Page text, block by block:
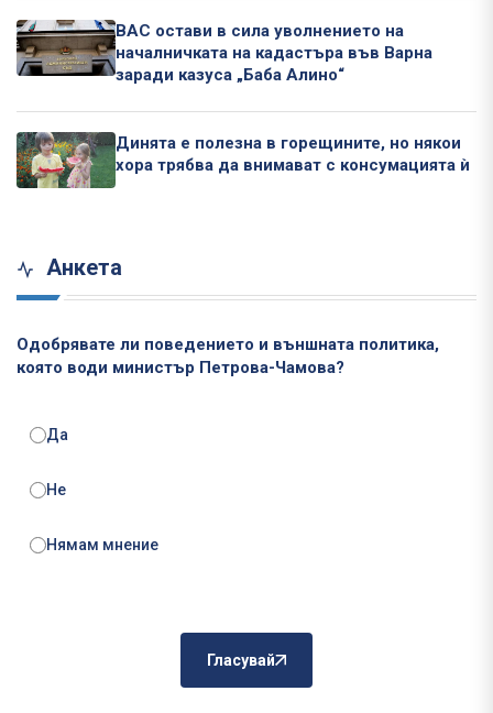
ВАС остави в сила уволнението на
началничката на кадастъра във Варна
заради казуса „Баба Алино“
Динята е полезна в горещините, но някои
хора трябва да внимават с консумацията ѝ
Анкета
Одобрявате ли поведението и външната политика,
която води министър Петрова-Чамова?
Да
Не
Нямам мнение
Гласувай